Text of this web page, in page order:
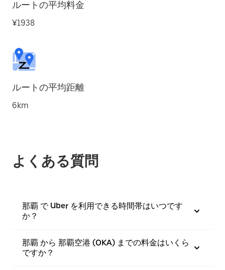
ルートの平均料金
¥1938
ルートの平均距離
6km
よくある質問
那覇 で Uber を利用できる時間帯はいつです
か？
那覇 から 那覇空港 (OKA) までの料金はいくら
ですか？